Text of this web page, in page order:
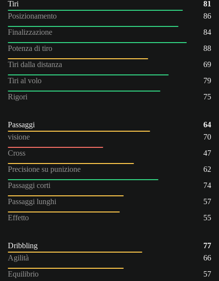
Tiri
81
Posizionamento
86
Finalizzazione
84
Potenza di tiro
88
Tiri dalla distanza
69
Tiri al volo
79
Rigori
75
Passaggi
64
visione
70
Cross
47
Precisione su punizione
62
Passaggi corti
74
Passaggi lunghi
57
Effetto
55
Dribbling
77
Agilità
66
Equilibrio
57